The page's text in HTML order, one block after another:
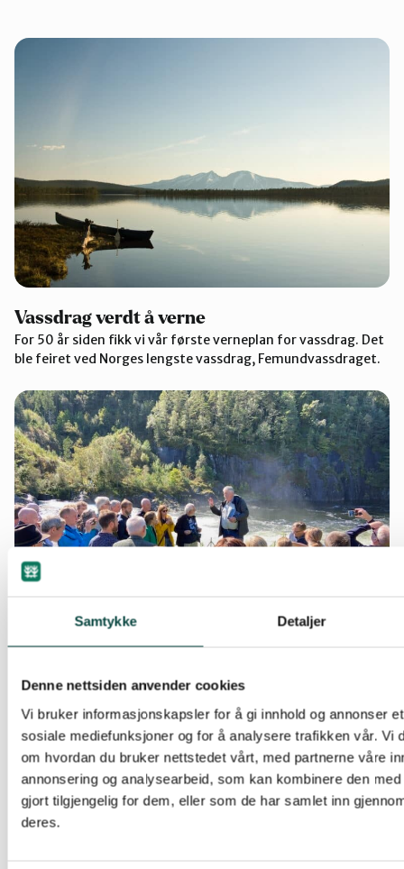
Samtykke Detaljer
Denne nettsiden anvender cookies
Vi bruker informasjonskapsler for å gi innhold og annonser
sosiale mediefunksjoner og for å analysere trafikken vår. Vi
om hvordan du bruker nettstedet vårt, med partnerne våre
annonsering og analysearbeid, som kan kombinere den
gjort tilgjengelig for dem, eller som de har samlet inn
deres.
Vassdrag verdt å verne
For 50 år siden fikk vi vår første verneplan for vassdrag. Det
ble feiret ved Norges lengste vassdrag, Femundvassdraget.
Vellykket vassdragtreff i Suldal
Ennå er det vilt og vakkert i Suldal, men her er det søkt om
fem nye kraftverk. Det var ett av flere temaer under årets
vassdragtreff.